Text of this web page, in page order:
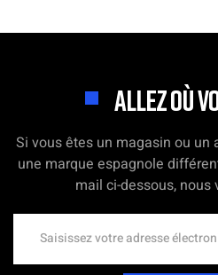
ALLEZ OÙ
Si vous êtes un magasin ou un
une marque espagnole
mail ci-dessous, nous